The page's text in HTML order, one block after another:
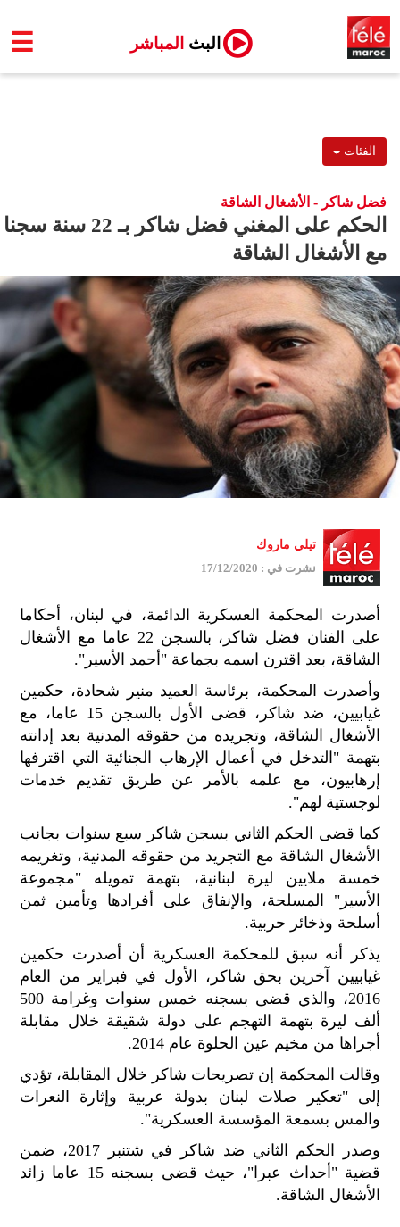
☰ البث المباشر
الفئات
فضل شاكر - الأشغال الشاقة
الحكم على المغني فضل شاكر بـ 22 سنة سجنا
مع الأشغال الشاقة
تيلي ماروك
نشرت في : 17/12/2020
أصدرت المحكمة العسكرية الدائمة، في لبنان، أحكاما
على الفنان فضل شاكر، بالسجن 22 عاما مع الأشغال
الشاقة، بعد اقترن اسمه بجماعة "أحمد الأسير".
وأصدرت المحكمة، برئاسة العميد منير شحادة، حكمين
غيابيين، ضد شاكر، قضى الأول بالسجن 15 عاما، مع
الأشغال الشاقة، وتجريده من حقوقه المدنية بعد إدانته
بتهمة "التدخل في أعمال الإرهاب الجنائية التي اقترفها
إرهابيون، مع علمه بالأمر عن طريق تقديم خدمات
لوجستية لهم".
كما قضى الحكم الثاني بسجن شاكر سبع سنوات بجانب
الأشغال الشاقة مع التجريد من حقوقه المدنية، وتغريمه
خمسة ملايين ليرة لبنانية، بتهمة تمويله "مجموعة
الأسير" المسلحة، والإنفاق على أفرادها وتأمين ثمن
أسلحة وذخائر حربية.
يذكر أنه سبق للمحكمة العسكرية أن أصدرت حكمين
غيابيين آخرين بحق شاكر، الأول في فبراير من العام
2016، والذي قضى بسجنه خمس سنوات وغرامة 500
ألف ليرة بتهمة التهجم على دولة شقيقة خلال مقابلة
أجراها من مخيم عين الحلوة عام 2014.
وقالت المحكمة إن تصريحات شاكر خلال المقابلة، تؤدي
إلى "تعكير صلات لبنان بدولة عربية وإثارة النعرات
والمس بسمعة المؤسسة العسكرية".
وصدر الحكم الثاني ضد شاكر في شتنبر 2017، ضمن
قضية "أحداث عبرا"، حيث قضى بسجنه 15 عاما زائد
الأشغال الشاقة.